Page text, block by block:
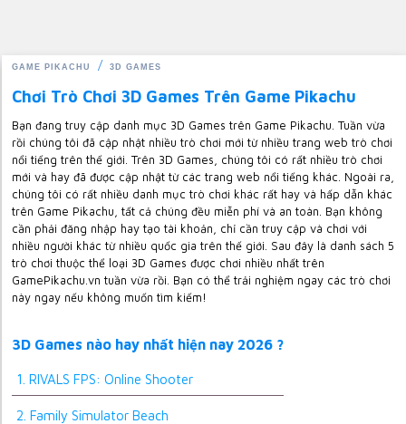
GAME PIKACHU 3D GAMES
Chơi Trò Chơi 3D Games Trên Game Pikachu
Bạn đang truy cập danh mục 3D Games trên Game Pikachu. Tuần vừa
rồi chúng tôi đã cập nhật nhiều trò chơi mới từ nhiều trang web trò chơi
nổi tiếng trên thế giới. Trên 3D Games, chúng tôi có rất nhiều trò chơi
mới và hay đã được cập nhật từ các trang web nổi tiếng khác. Ngoài ra,
chúng tôi có rất nhiều danh mục trò chơi khác rất hay và hấp dẫn khác
trên Game Pikachu, tất cả chúng đều miễn phí và an toàn. Bạn không
cần phải đăng nhập hay tạo tài khoản, chỉ cần truy cập và chơi với
nhiều người khác từ nhiều quốc gia trên thế giới. Sau đây là danh sách 5
trò chơi thuộc thể loại 3D Games được chơi nhiều nhất trên
GamePikachu.vn tuần vừa rồi. Bạn có thể trải nghiệm ngay các trò chơi
này ngay nếu không muốn tìm kiếm!
3D Games nào hay nhất hiện nay 2026 ?
1. RIVALS FPS: Online Shooter
2. Family Simulator Beach